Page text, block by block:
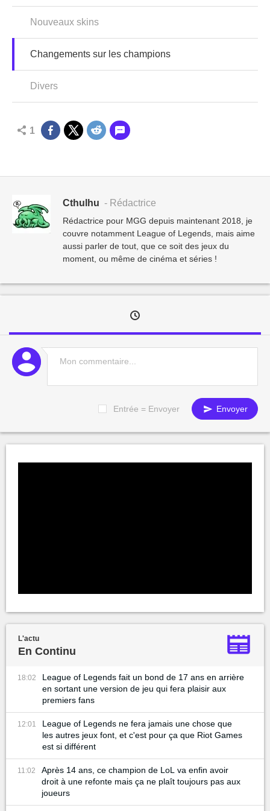
Nouveaux skins
Changements sur les champions
Divers
1
Cthulhu - Rédactrice
Rédactrice pour MGG depuis maintenant 2018, je
couvre notamment League of Legends, mais aime
aussi parler de tout, que ce soit des jeux du
moment, ou même de cinéma et séries !
Entrée = Envoyer Envoyer
L'actu
En Continu
18:02
League of Legends fait un bond de 17 ans en arrière
en sortant une version de jeu qui fera plaisir aux
premiers fans
12:01
League of Legends ne fera jamais une chose que
les autres jeux font, et c'est pour ça que Riot Games
est si différent
11:02
Après 14 ans, ce champion de LoL va enfin avoir
droit à une refonte mais ça ne plaît toujours pas aux
joueurs